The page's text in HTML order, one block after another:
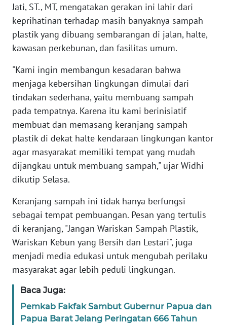
Jati, ST., MT, mengatakan gerakan ini lahir dari
keprihatinan terhadap masih banyaknya sampah
plastik yang dibuang sembarangan di jalan, halte,
kawasan perkebunan, dan fasilitas umum.
"Kami ingin membangun kesadaran bahwa
menjaga kebersihan lingkungan dimulai dari
tindakan sederhana, yaitu membuang sampah
pada tempatnya. Karena itu kami berinisiatif
membuat dan memasang keranjang sampah
plastik di dekat halte kendaraan lingkungan kantor
agar masyarakat memiliki tempat yang mudah
dijangkau untuk membuang sampah," ujar Widhi
dikutip Selasa.
Keranjang sampah ini tidak hanya berfungsi
sebagai tempat pembuangan. Pesan yang tertulis
di keranjang, "Jangan Wariskan Sampah Plastik,
Wariskan Kebun yang Bersih dan Lestari", juga
menjadi media edukasi untuk mengubah perilaku
masyarakat agar lebih peduli lingkungan.
Baca Juga:
Pemkab Fakfak Sambut Gubernur Papua dan
Papua Barat Jelang Peringatan 666 Tahun
WN
BANTEN
NTT
WN
PAPUA
WN
PAPUA
WN
RIAU
WN
SERAMBI
WN
JAMBI